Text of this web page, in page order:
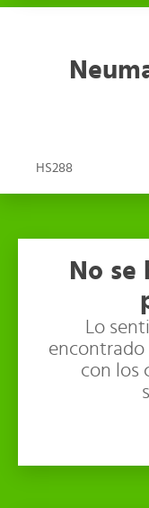
HS288
No
Lo
encontrado
con los